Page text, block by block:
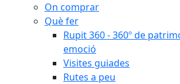
On comprar
Què fer
Rupit 360 - 360º de
emoció
Visites guiades
Rutes a peu